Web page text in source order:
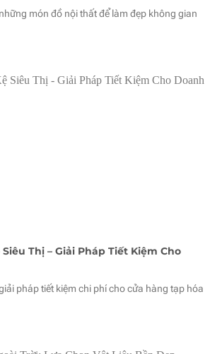
món đồ nội thất để làm đẹp không gian
Thị – Giải Pháp Tiết Kiệm Cho
pháp tiết kiệm chi phí cho cửa hàng tạp hóa